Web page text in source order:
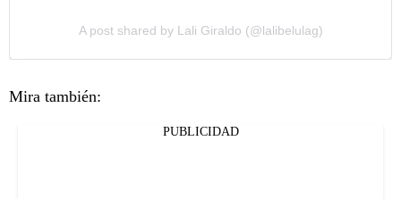
A post shared by Lali Giraldo (@lalibelulag)
Mira también:
PUBLICIDAD